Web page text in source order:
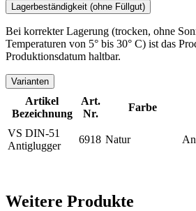
Lagerbeständigkeit (ohne Füllgut)
Bei korrekter Lagerung (trocken, ohne
Temperaturen von 5° bis 30° C) ist das
Produktionsdatum haltbar.
Varianten
Artikel
Bezeichnung
Art.
Nr.
Farbe
VS DIN-51
Antiglugger
6918 Natur
Weitere Produkte